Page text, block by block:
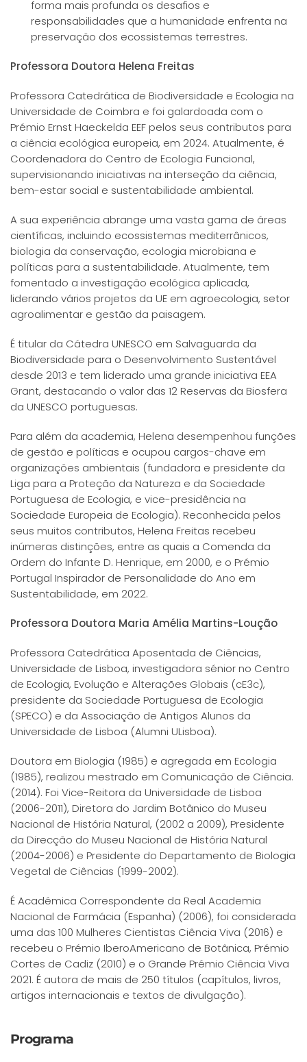
forma mais profunda os desafios e
responsabilidades que a humanidade enfrenta na
preservação dos ecossistemas terrestres.
Professora Doutora Helena Freitas
Professora Catedrática de Biodiversidade e Ecologia na
Universidade de Coimbra e foi galardoada com o
Prémio Ernst Haeckelda EEF pelos seus contributos para
a ciência ecológica europeia, em 2024. Atualmente, é
Coordenadora do Centro de Ecologia Funcional,
supervisionando iniciativas na interseção da ciência,
bem-estar social e sustentabilidade ambiental.
A sua experiência abrange uma vasta gama de áreas
científicas, incluindo ecossistemas mediterrânicos,
biologia da conservação, ecologia microbiana e
políticas para a sustentabilidade. Atualmente, tem
fomentado a investigação ecológica aplicada,
liderando vários projetos da UE em agroecologia, setor
agroalimentar e gestão da paisagem.
É titular da Cátedra UNESCO em Salvaguarda da
Biodiversidade para o Desenvolvimento Sustentável
desde 2013 e tem liderado uma grande iniciativa EEA
Grant, destacando o valor das 12 Reservas da Biosfera
da UNESCO portuguesas.
Para além da academia, Helena desempenhou funções
de gestão e políticas e ocupou cargos-chave em
organizações ambientais (fundadora e presidente da
Liga para a Proteção da Natureza e da Sociedade
Portuguesa de Ecologia, e vice-presidência na
Sociedade Europeia de Ecologia). Reconhecida pelos
seus muitos contributos, Helena Freitas recebeu
inúmeras distinções, entre as quais a Comenda da
Ordem do Infante D. Henrique, em 2000, e o Prémio
Portugal Inspirador de Personalidade do Ano em
Sustentabilidade, em 2022.
Professora Doutora Maria Amélia Martins-Loução
Professora Catedrática Aposentada de Ciências,
Universidade de Lisboa, investigadora sénior no Centro
de Ecologia, Evolução e Alterações Globais (cE3c),
presidente da Sociedade Portuguesa de Ecologia
(SPECO) e da Associação de Antigos Alunos da
Universidade de Lisboa (Alumni ULisboa).
Doutora em Biologia (1985) e agregada em Ecologia
(1985), realizou mestrado em Comunicação de Ciência.
(2014). Foi Vice-Reitora da Universidade de Lisboa
(2006-2011), Diretora do Jardim Botânico do Museu
Nacional de História Natural, (2002 a 2009), Presidente
da Direcção do Museu Nacional de História Natural
(2004-2006) e Presidente do Departamento de Biologia
Vegetal de Ciências (1999-2002).
É Académica Correspondente da Real Academia
Nacional de Farmácia (Espanha) (2006), foi considerada
uma das 100 Mulheres Cientistas Ciência Viva (2016) e
recebeu o Prémio IberoAmericano de Botânica, Prémio
Cortes de Cadiz (2010) e o Grande Prémio Ciência Viva
2021. É autora de mais de 250 títulos (capítulos, livros,
artigos internacionais e textos de divulgação).
Programa